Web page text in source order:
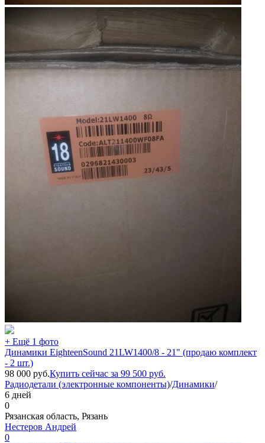
+ Ещё 1 фото
Динамики EighteenSound 21LW1400/8 - 21" (продаю комплект
- 2 шт.)
98 000 руб.Купить сейчас за 99 500 руб.
Радиодетали (электронные компоненты)/Динамики/
6 дней
0
Рязанская область, Рязань
Нестеров Андрей
0